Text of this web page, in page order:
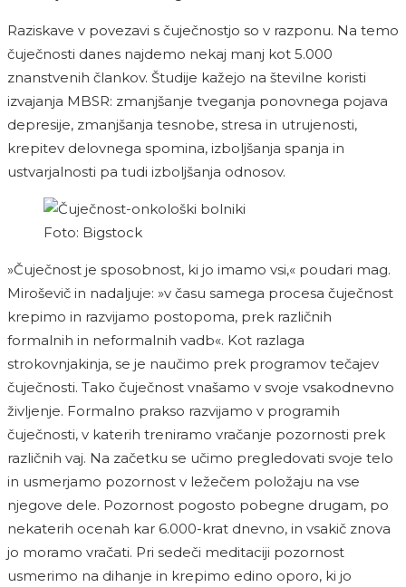
Raziskave v povezavi s čuječnostjo so v razponu. Na temo
čuječnosti danes najdemo nekaj manj kot 5.000
znanstvenih člankov. Študije kažejo na številne koristi
izvajanja MBSR: zmanjšanje tveganja ponovnega pojava
depresije, zmanjšanja tesnobe, stresa in utrujenosti,
krepitev delovnega spomina, izboljšanja spanja in
ustvarjalnosti pa tudi izboljšanja odnosov.
Foto: Bigstock
»Čuječnost je sposobnost, ki jo imamo vsi,« poudari mag.
Miroševič in nadaljuje: »v času samega procesa čuječnost
krepimo in razvijamo postopoma, prek različnih
formalnih in neformalnih vadb«. Kot razlaga
strokovnjakinja, se je naučimo prek programov tečajev
čuječnosti. Tako čuječnost vnašamo v svoje vsakodnevno
življenje. Formalno prakso razvijamo v programih
čuječnosti, v katerih treniramo vračanje pozornosti prek
različnih vaj. Na začetku se učimo pregledovati svoje telo
in usmerjamo pozornost v ležečem položaju na vse
njegove dele. Pozornost pogosto pobegne drugam, po
nekaterih ocenah kar 6.000-krat dnevno, in vsakič znova
jo moramo vračati. Pri sedeči meditaciji pozornost
usmerimo na dihanje in krepimo edino oporo, ki jo